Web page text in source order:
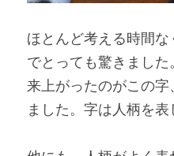
ほとんど考える時間
でとっても驚きまし
来上がったのがこの字
ました。字は人柄を表